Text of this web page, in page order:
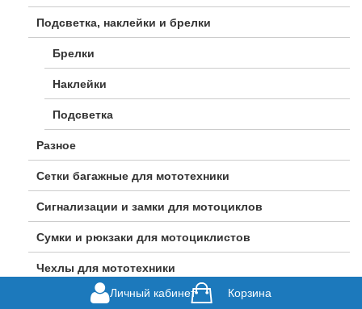
Подсветка, наклейки и брелки
Брелки
Наклейки
Подсветка
Разное
Сетки багажные для мототехники
Сигнализации и замки для мотоциклов
Сумки и рюкзаки для мотоциклистов
Чехлы для мототехники
Велосипеды Личный кабинет Корзина